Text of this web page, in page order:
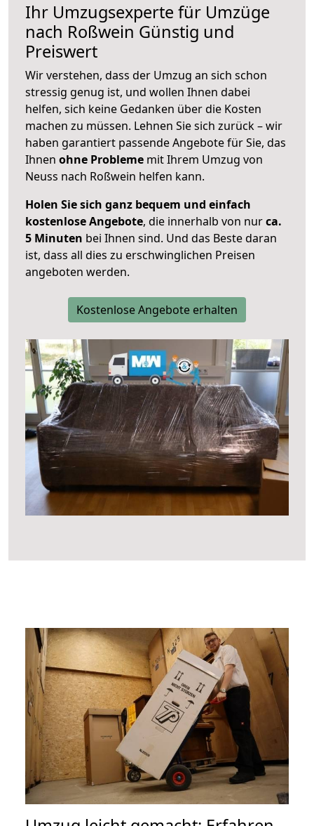
Ihr Umzugsexperte für Umzüge
nach Roßwein Günstig und
Preiswert
Wir verstehen, dass der Umzug an sich schon
stressig genug ist, und wollen Ihnen dabei
helfen, sich keine Gedanken über die Kosten
machen zu müssen. Lehnen Sie sich zurück – wir
haben garantiert passende Angebote für Sie, das
Ihnen ohne Probleme mit Ihrem Umzug von
Neuss nach Roßwein helfen kann.
Holen Sie sich ganz bequem und einfach
kostenlose Angebote, die innerhalb von nurca.
5 Minuten bei Ihnen sind. Und das Beste daran
ist, dass all dies zu erschwinglichen Preisen
angeboten werden.
Kostenlose Angebote erhalten